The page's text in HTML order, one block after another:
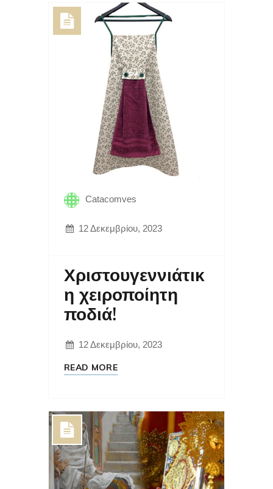
Catacomves
12 Δεκεμβρίου, 2023
Χριστουγεννιάτικ
η χειροποίητη
ποδιά!
12 Δεκεμβρίου, 2023
READ MORE